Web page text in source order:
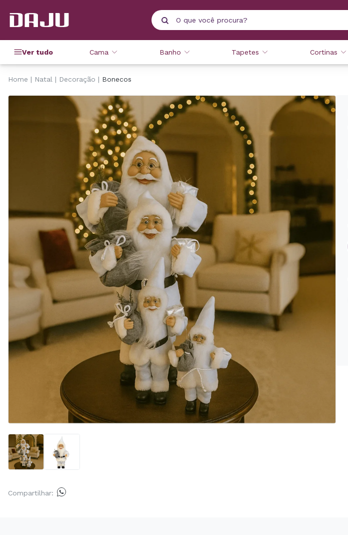
Ver tudo Cama Banho Tapetes Cortinas
Home Natal Decoração Bonecos
Compartilhar: